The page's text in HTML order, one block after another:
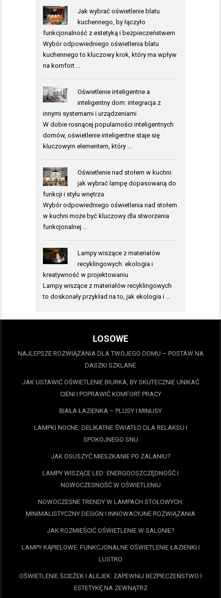
Jak wybrać oświetlenie blatu
kuchennego, by łączyło
funkcjonalność z estetyką i bezpieczeństwem
Wybór odpowiedniego oświetlenia blatu
kuchennego to kluczowy krok, który ma wpływ
na komfort …
Oświetlenie inteligentne a
inteligentny dom: integracja z
innymi systemami i urządzeniami
W dobie rosnącej popularności inteligentnych
domów, oświetlenie inteligentne staje się
kluczowym elementem, który …
Oświetlenie nad stołem w kuchni:
jak wybrać lampę dopasowaną do
funkcji i stylu wnętrza
Wybór odpowiedniego oświetlenia nad stołem
w kuchni może być kluczowy dla stworzenia
funkcjonalnej …
Lampy wiszące z materiałów
recyklingowych: ekologia i
kreatywność w projektowaniu
Lampy wiszące z materiałów recyklingowych
to doskonały przykład na to, jak ekologia i …
LOSOWE
NAJLEPSZE ROZWIĄZANIA DLA TWOJEGO DOMU – POSTAW NA
DASZKI SZKLANE
JAK USTAWIĆ OŚWIETLENIE BIURKA, BY SKUTECZNIE UNIKAĆ
CIENI I POPRAWIĆ KOMFORT PRACY
BIAŁA ŁAZIENKA – PLUSY I MINUSY
LAMPKI NOCNE: DELIKATNE ŚWIATŁO DLA RELAKSU I
SPOKOJNEGO SNU
JAK OSUSZYĆ MIESZKANIE PO ZALANIU?
LAMPY WISZĄCE LED: ENERGOOSZCZĘDNOŚĆ I
NOWOCZESNOŚĆ W OŚWIETLENIU
NOWOCZESNE TRENDY W LAMPACH STOŁOWYCH:
MINIMALISTYCZNY DESIGN I INNOWACYJNE ROZWIĄZANIA
JAK ROZMIEŚCIĆ OŚWIETLENIE W SALONIE?
LAMPY KĄPIELOWE: FUNKCJONALNE OŚWIETLENIE ŁAZIENKI I
LUSTRO
OŚWIETLENIE ŚCIEŻEK I ALEJEK: ZAPEWNIJ BEZPIECZEŃSTWO I
ESTETYKĘ NA ZEWNĄTRZ